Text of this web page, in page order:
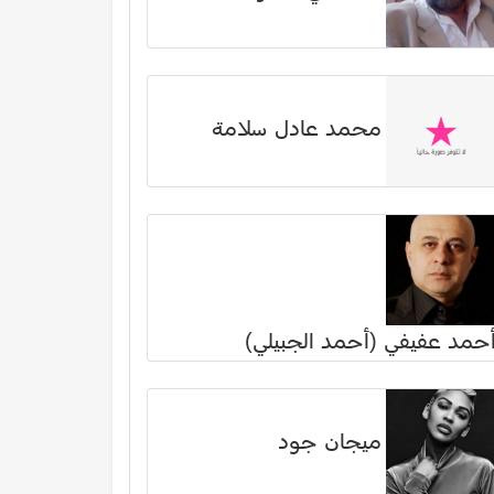
محمد عادل سلامة
عفيفي (أحمد الجبيلي)
ميجان جود